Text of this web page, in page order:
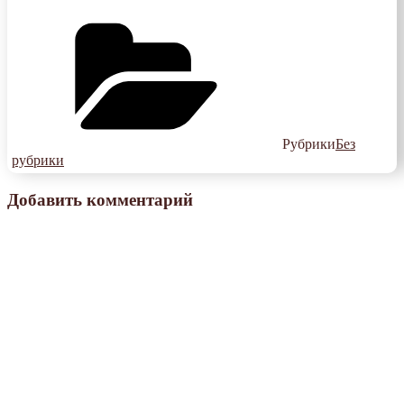
РубрикиБез
рубрики
Добавить комментарий